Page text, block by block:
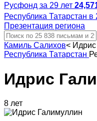
Русфонд за 29 лет
Республика Татарстан в
Презентация региона
Камиль Салихов<
Республика Татарстан
Идрис
8 лет